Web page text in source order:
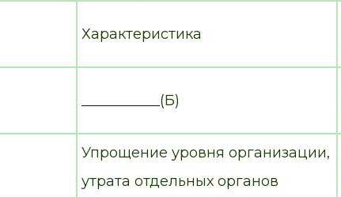
Характеристика
___________(Б)
Упрощение уровня организации,
утрата отдельных органов